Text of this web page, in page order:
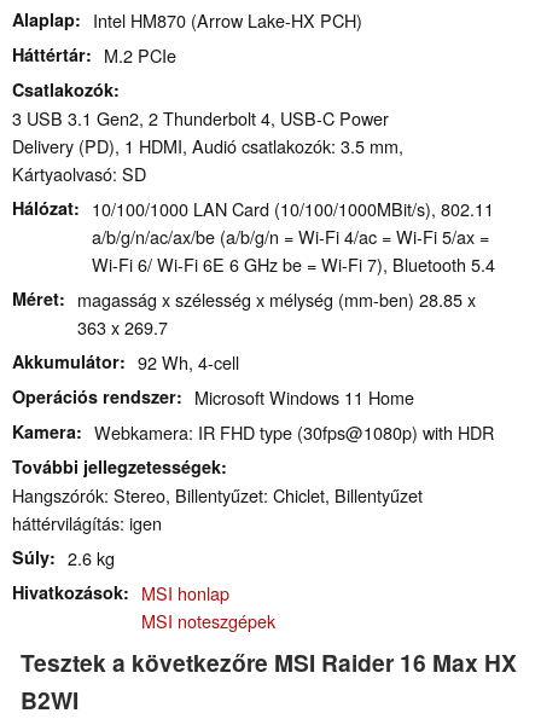
Alaplap Intel HM870 (Arrow Lake-HX PCH)
Háttértár M.2 PCIe
Csatlakozók
3 USB 3.1 Gen2, 2 Thunderbolt 4, USB-C Power
Delivery (PD), 1 HDMI, Audió csatlakozók: 3.5 mm,
Kártyaolvasó: SD
Hálózat
10/100/1000 LAN Card (10/100/1000MBit/s), 802.11
a/​b/​g/​n/​ac/​ax/​be (a/b/g/n = Wi-Fi 4/ac = Wi-Fi 5/ax =
Wi-Fi 6/ Wi-Fi 6E 6 GHz be = Wi-Fi 7), Bluetooth 5.4
Méret
magasság x szélesség x mélység (mm-ben) 28.85 x
363 x 269.7
Akkumulátor 92 Wh, 4-cell
Operációs rendszer Microsoft Windows 11 Home
Kamera Webkamera: IR FHD type (30fps@1080p) with HDR
További jellegzetességek
Hangszórók: Stereo, Billentyűzet: Chiclet, Billentyűzet
háttérvilágítás: igen
Súly 2.6 kg
Hivatkozások
MSI honlap
MSI noteszgépek
Tesztek a következőre MSI Raider 16 Max HX
B2WI